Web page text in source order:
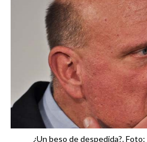
¿Un beso de despedida?.